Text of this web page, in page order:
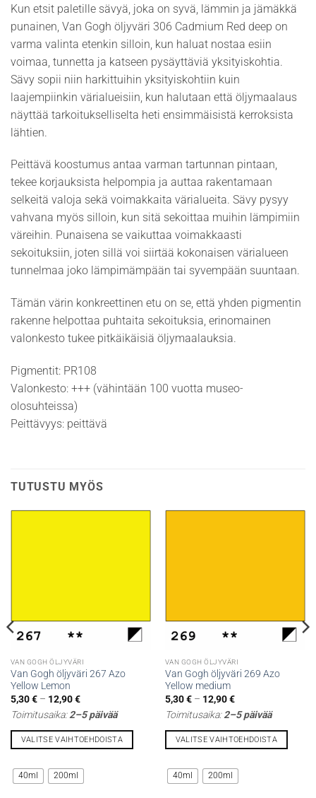
Kun etsit paletille sävyä, joka on syvä, lämmin ja jämäkkä
punainen, Van Gogh öljyväri 306 Cadmium Red deep on
varma valinta etenkin silloin, kun haluat nostaa esiin
voimaa, tunnetta ja katseen pysäyttäviä yksityiskohtia.
Sävy sopii niin harkittuihin yksityiskohtiin kuin
laajempiinkin värialueisiin, kun halutaan että öljymaalaus
näyttää tarkoitukselliselta heti ensimmäisistä kerroksista
lähtien.
Peittävä koostumus antaa varman tartunnan pintaan,
tekee korjauksista helpompia ja auttaa rakentamaan
selkeitä valoja sekä voimakkaita värialueita. Sävy pysyy
vahvana myös silloin, kun sitä sekoittaa muihin lämpimiin
väreihin. Punaisena se vaikuttaa voimakkaasti
sekoituksiin, joten sillä voi siirtää kokonaisen värialueen
tunnelmaa joko lämpimämpään tai syvempään suuntaan.
Tämän värin konkreettinen etu on se, että yhden pigmentin
rakenne helpottaa puhtaita sekoituksia, erinomainen
valonkesto tukee pitkäikäisiä öljymaalauksia.
Pigmentit: PR108
Valonkesto: +++ (vähintään 100 vuotta museo-
olosuhteissa)
Peittävyys: peittävä
TUTUSTU MYÖS
VAN GOGH ÖLJYVÄRI
Van Gogh öljyväri 267 Azo
Yellow Lemon
5,30€ – 12,90€Hintaluokka:
-
Toimitusaika:2–5 päivää
VALITSE VAIHTOEHDOISTA
tuotteella
on
40ml 200ml
VAN GOGH ÖLJYVÄRI
Van Gogh öljyväri 269 Azo
Yellow medium
5,30€ – 12,90€Hintaluokka:
-
Toimitusaika:2–5 päivää
VALITSE VAIHTOEHDOISTA
tuotteella
on
40ml 200ml